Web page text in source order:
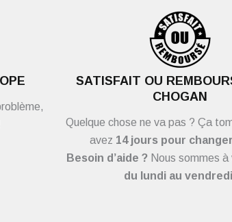
SATISFAIT OU
CHOGAN
Quelque chose ne va pas ? Ça
avez 14 jours pour
Besoin d’aide ?Nous sommes à
du lundi au